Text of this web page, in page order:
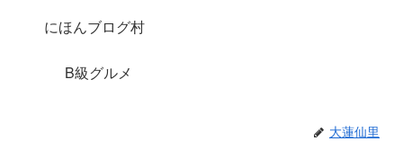
にほんブログ村
B級グルメ
大蓮仙里